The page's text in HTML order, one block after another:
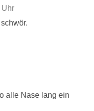
Uhr
alle Nase lang ein